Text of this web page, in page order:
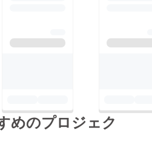
めのプロジェク